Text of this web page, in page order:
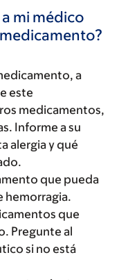
mi médico
a
este
medicamentos,
Informe a su
alergia y qué
que pueda
hemorragia.
que
Pregunte al
si no está